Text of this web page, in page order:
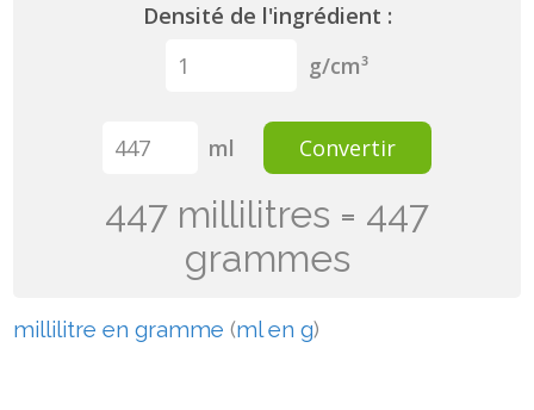
Densité de l'ingrédient :
g/cm³
ml Convertir
447 millilitres = 447
grammes
millilitre en gramme (ml en g)